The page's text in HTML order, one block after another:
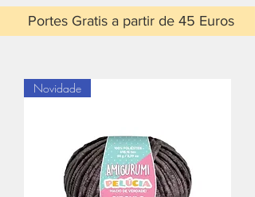
a partir de 45 Euros
Novidade